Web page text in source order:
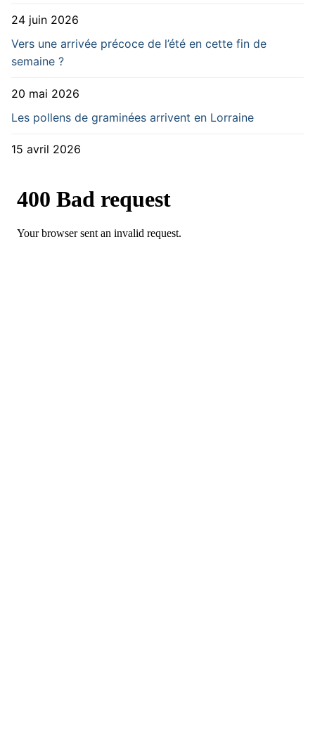
24 juin 2026
Vers une arrivée précoce de l’été en cette fin de
semaine ?
20 mai 2026
Les pollens de graminées arrivent en Lorraine
15 avril 2026